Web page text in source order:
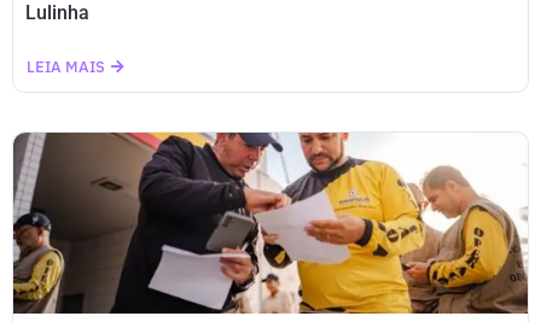
Lulinha
LEIA MAIS